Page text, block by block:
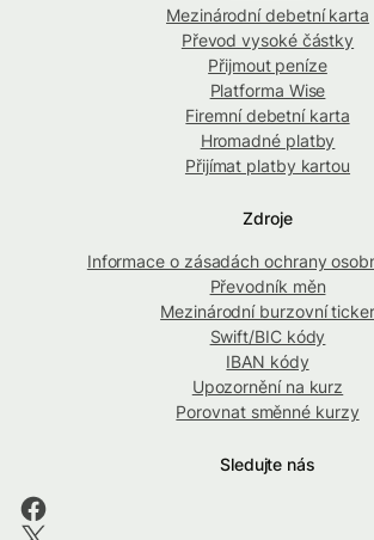
Mezinárodní debetní karta
Převod vysoké částky
Přijmout peníze
Platforma Wise
Firemní debetní karta
Hromadné platby
Přijímat platby kartou
Zdroje
Informace o zásadách ochrany
Převodník měn
Mezinárodní burzovní ticker
Swift/BIC kódy
IBAN kódy
Upozornění na kurz
Porovnat směnné kurzy
Sledujte nás